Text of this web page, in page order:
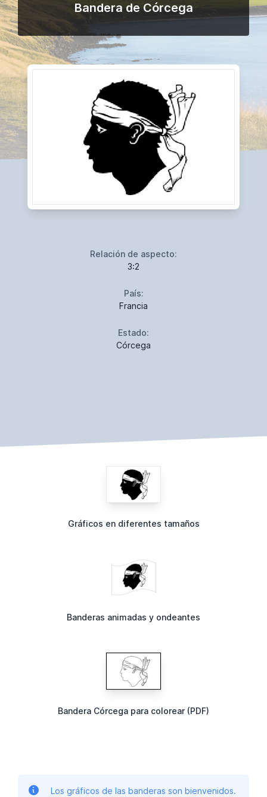
Bandera de Córcega
Relación de aspecto:
3:2
País:
Francia
Estado:
Córcega
Gráficos en diferentes tamaños
Banderas animadas y ondeantes
Bandera Córcega para colorear (PDF)
Los gráficos de las banderas son bienvenidos.